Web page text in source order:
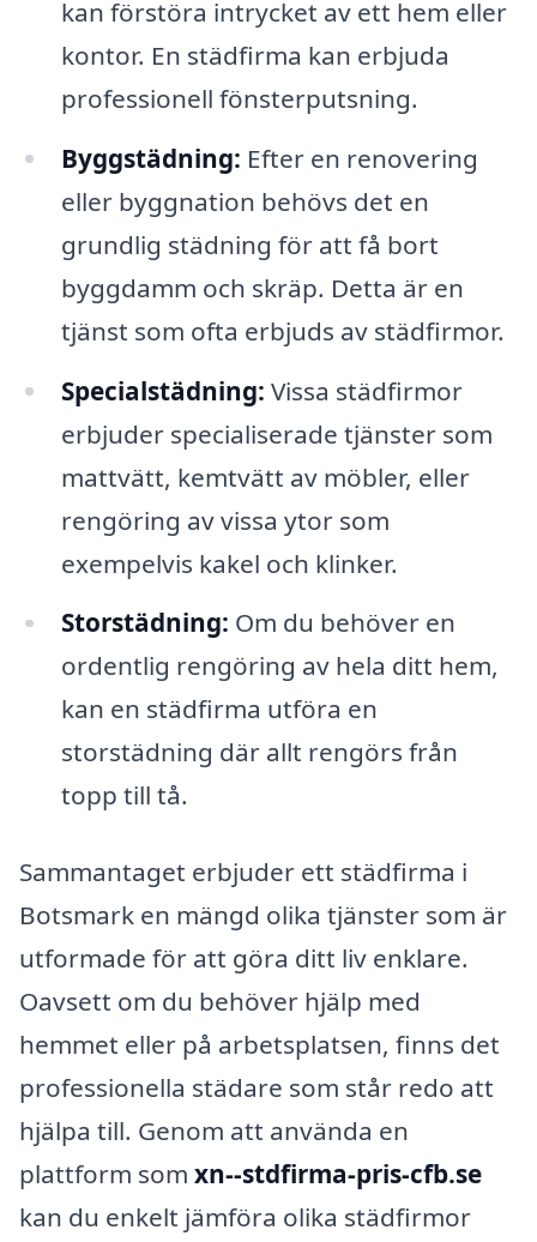
kan förstöra intrycket av ett hem eller
kontor. En städfirma kan erbjuda
professionell fönsterputsning.
Byggstädning: Efter en renovering
eller byggnation behövs det en
grundlig städning för att få bort
byggdamm och skräp. Detta är en
tjänst som ofta erbjuds av städfirmor.
Specialstädning: Vissa städfirmor
erbjuder specialiserade tjänster som
mattvätt, kemtvätt av möbler, eller
rengöring av vissa ytor som
exempelvis kakel och klinker.
Storstädning: Om du behöver en
ordentlig rengöring av hela ditt hem,
kan en städfirma utföra en
storstädning där allt rengörs från
topp till tå.
Sammantaget erbjuder ett städfirma i
Botsmark en mängd olika tjänster som är
utformade för att göra ditt liv enklare.
Oavsett om du behöver hjälp med
hemmet eller på arbetsplatsen, finns det
professionella städare som står redo att
hjälpa till. Genom att använda en
plattform som xn--stdfirma-pris-cfb.se
kan du enkelt jämföra olika städfirmor